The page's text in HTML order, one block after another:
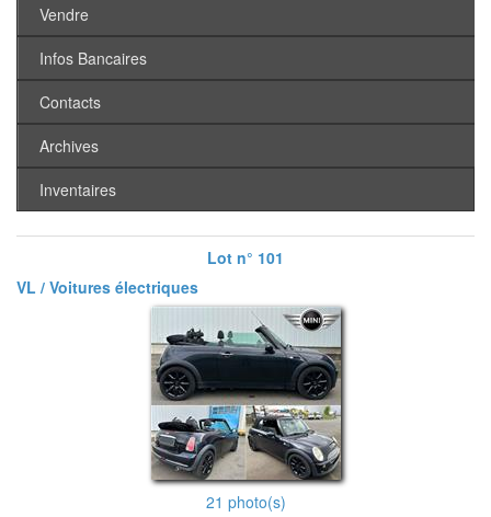
Vendre
Infos Bancaires
Contacts
Archives
Inventaires
Lot n° 101
VL / Voitures électriques
21 photo(s)